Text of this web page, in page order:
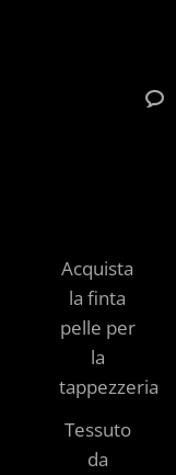
Acquista
la finta
pelle per
la
tappezzeria
Tessuto
da